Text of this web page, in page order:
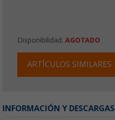
Disponibilidad: AGOTADO
ARTÍCULOS SIMILARES
INFORMACIÓN Y DESCARGAS